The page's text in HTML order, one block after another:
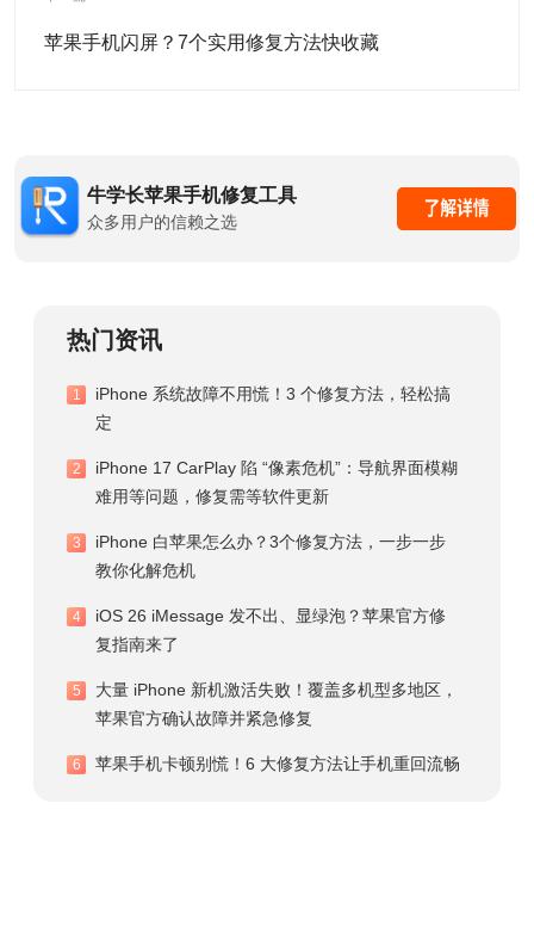
苹果手机闪屏？7个实用修复方法快收藏
牛学长苹果手机修复工具
众多用户的信赖之选
热门资讯
1
iPhone 系统故障不用慌！3 个修复方法，轻松搞
定
2
iPhone 17 CarPlay 陷 “像素危机”：导航界面模糊
难用等问题，修复需等软件更新
3
iPhone 白苹果怎么办？3个修复方法，一步一步
教你化解危机
4
iOS 26 iMessage 发不出、显绿泡？苹果官方修
复指南来了
5
大量 iPhone 新机激活失败！覆盖多机型多地区，
苹果官方确认故障并紧急修复
6 苹果手机卡顿别慌！6 大修复方法让手机重回流畅